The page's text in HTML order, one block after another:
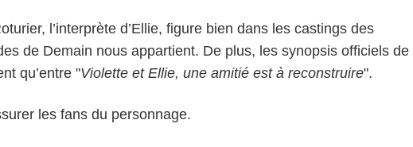
l’interprète d’Ellie, figure bien dans les castings des
de Demain nous appartient. De plus, les synopsis officiels de
qu’entre "Violette et Ellie, une amitié est à reconstruire".
les fans du personnage.